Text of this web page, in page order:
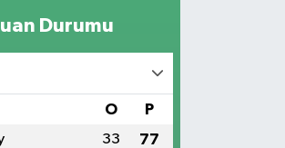
Durumu
O P
33 77